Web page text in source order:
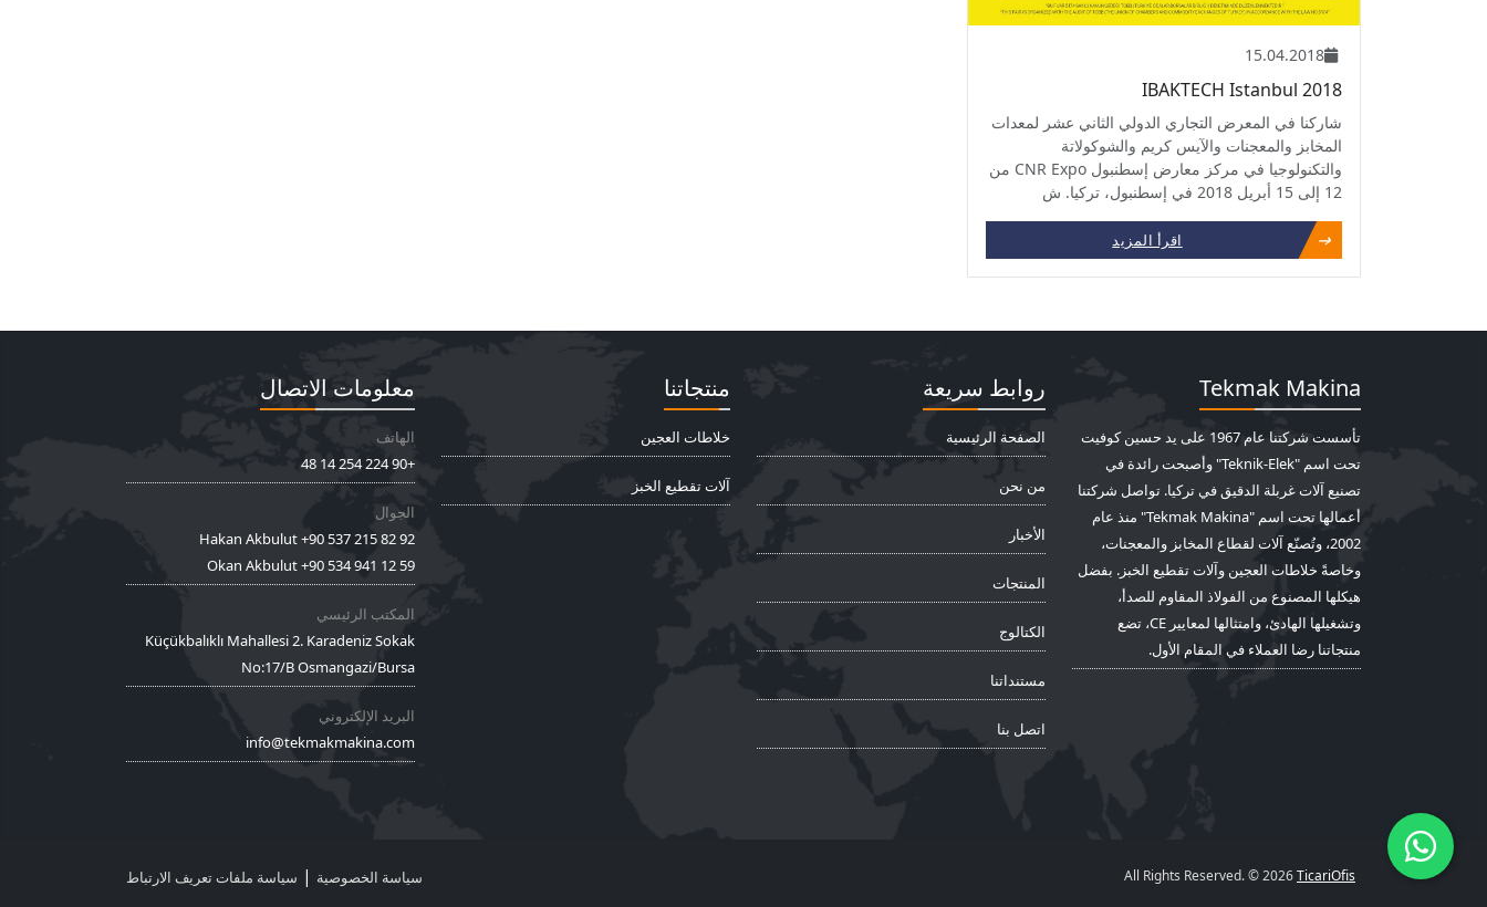
15.04.2018
IBAKTECH Istanbul 2018
شاركنا في المعرض التجاري الدولي الثاني عشر لمعدات
المخابز والمعجنات والآيس كريم والشوكولاتة
والتكنولوجيا في مركز معارض إسطنبول CNR Expo من
12 إلى 15 أبريل 2018 في إسطنبول، تركيا. ش
اقرأ المزيد
Tekmak Makina
تأسست شركتنا عام 1967 على يد حسين كوفيت
تحت اسم "Teknik-Elek" وأصبحت رائدة في
تصنيع آلات غربلة الدقيق في تركيا. تواصل شركتنا
أعمالها تحت اسم "Tekmak Makina" منذ عام
2002، وتُصنّع آلات لقطاع المخابز والمعجنات،
وخاصةً خلاطات العجين وآلات تقطيع الخبز. بفضل
هيكلها المصنوع من الفولاذ المقاوم للصدأ،
وتشغيلها الهادئ، وامتثالها لمعايير CE، تضع
منتجاتنا رضا العملاء في المقام الأول.
روابط سريعة
الصفحة الرئيسية
من نحن
الأخبار
المنتجات
الكتالوج
مستنداتنا
اتصل بنا
منتجاتنا
خلاطات العجين
آلات تقطيع الخبز
معلومات الاتصال
الهاتف
+90 224 254 14 48
الجوال
Hakan Akbulut +90 537 215 82 92
Okan Akbulut +90 534 941 12 59
المكتب الرئيسي
Küçükbalıklı Mahallesi 2. Karadeniz Sokak
No:17/B Osmangazi/Bursa
البريد الإلكتروني
info@tekmakmakina.com
All Rights Reserved. © 2026TicariOfis سياسة الخصوصية | سياسة ملفات تعريف الارتباط